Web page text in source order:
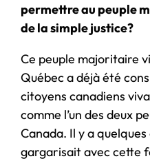
permettre au peuple
de la simple justice?
Ce peuple majoritaire
Québec a déjà été
citoyens canadiens
comme l’un des deux
Canada. Il y a
gargarisait avec cette